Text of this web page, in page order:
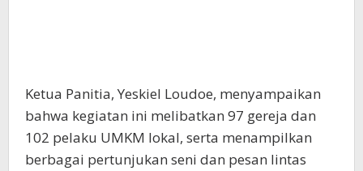
Ketua Panitia, Yeskiel Loudoe, menyampaikan
bahwa kegiatan ini melibatkan 97 gereja dan
102 pelaku UMKM lokal, serta menampilkan
berbagai pertunjukan seni dan pesan lintas